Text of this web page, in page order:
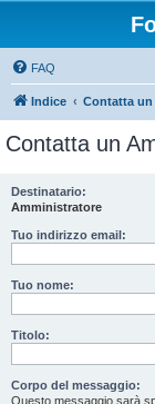
FAQ
Indice Contatta un
Contatta un
Destinatario:
Amministratore
Tuo indirizzo email:
Tuo nome:
Titolo:
Corpo del messaggio:
Questo messaggio sarà